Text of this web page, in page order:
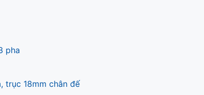
pha
18mm chân đế